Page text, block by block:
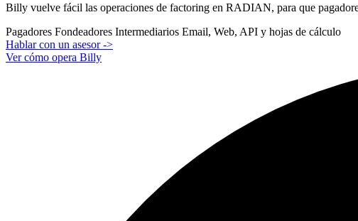
Billy vuelve fácil las operaciones de factoring en RADIAN, para que
Pagadores Fondeadores Intermediarios Email, Web, API y hojas de cálculo
Hablar con un asesor->
Ver cómo opera Billy